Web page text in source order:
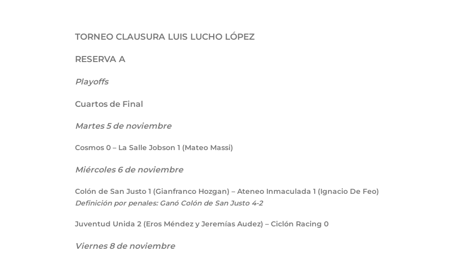
TORNEO CLAUSURA LUIS LUCHO LÓPEZ
RESERVA A
Playoffs
Cuartos de Final
Martes 5 de noviembre
Cosmos 0 – La Salle Jobson 1 (Mateo Massi)
Miércoles 6 de noviembre
Colón de San Justo 1 (Gianfranco Hozgan) – Ateneo Inmaculada 1 (Ignacio De Feo)
Definición por penales: Ganó Colón de San Justo 4-2
Juventud Unida 2 (Eros Méndez y Jeremías Audez) – Ciclón Racing 0
Viernes 8 de noviembre